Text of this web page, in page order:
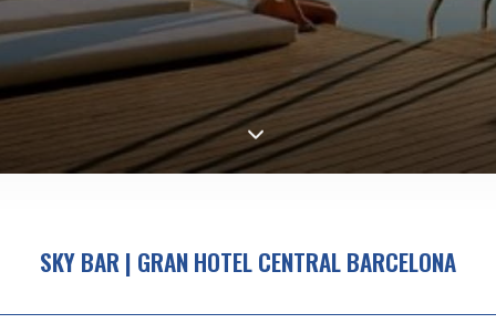
SKY BAR | GRAN HOTEL CENTRAL BARCELONA